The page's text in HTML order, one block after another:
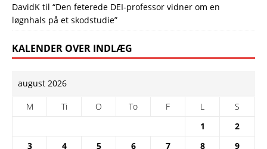
DavidK til “Den feterede DEI-professor vidner om en
løgnhals på et skodstudie”
KALENDER OVER INDLÆG
august 2026
M Ti O To F L
S
1
2
3
4 5 6 7 8
9